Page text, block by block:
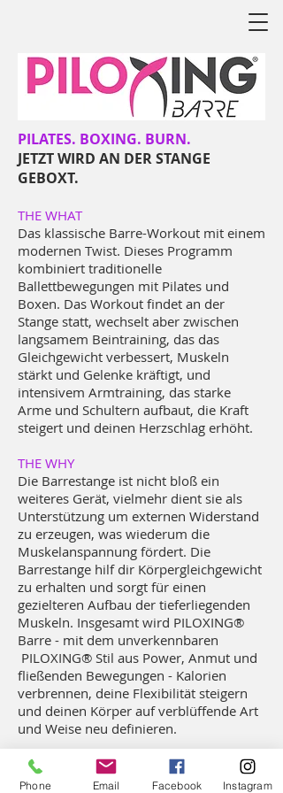
PILATES. BOXING. BURN.
JETZT WIRD AN DER STANGE
GEBOXT.
THE WHAT
Das klassische Barre-Workout mit einem
modernen Twist. Dieses Programm
kombiniert traditionelle
Ballettbewegungen mit Pilates und
Boxen. Das Workout findet an der
Stange statt, wechselt aber zwischen
langsamem Beintraining, das das
Gleichgewicht verbessert, Muskeln
stärkt und Gelenke kräftigt, und
intensivem Armtraining, das starke
Arme und Schultern aufbaut, die Kraft
steigert und deinen Herzschlag erhöht.
THE WHY
Die Barrestange ist nicht bloß ein
weiteres Gerät, vielmehr dient sie als
Unterstützung um externen Widerstand
zu erzeugen, was wiederum die
Muskelanspannung fördert. Die
Barrestange hilf dir Körpergleichgewicht
zu erhalten und sorgt für einen
gezielteren Aufbau der tieferliegenden
Muskeln. Insgesamt wird PILOXING®
Barre - mit dem unverkennbaren
PILOXING® Stil aus Power, Anmut und
fließenden Bewegungen - Kalorien
verbrennen, deine Flexibilität steigern
und deinen Körper auf verblüffende Art
und Weise neu definieren.
Mehr Informationen
Phone Email Facebook Instagram